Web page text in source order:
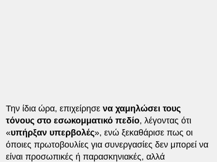
Την ίδια ώρα, επιχείρησε να χαμηλώσει τους
τόνους στο εσωκομματικό πεδίο, λέγοντας ότι
«υπήρξαν υπερβολές», ενώ ξεκαθάρισε πως οι
όποιες πρωτοβουλίες για συνεργασίες δεν μπορεί να
είναι προσωπικές ή παρασκηνιακές, αλλά